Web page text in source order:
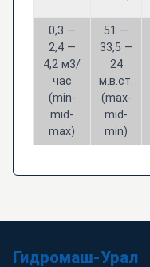
0,3 —
2,4 —
4,2 м3/
час
(min-
mid-
max)
51 —
33,5 —
24
м.в.ст.
(max-
mid-
min)
Гидромаш-Урал